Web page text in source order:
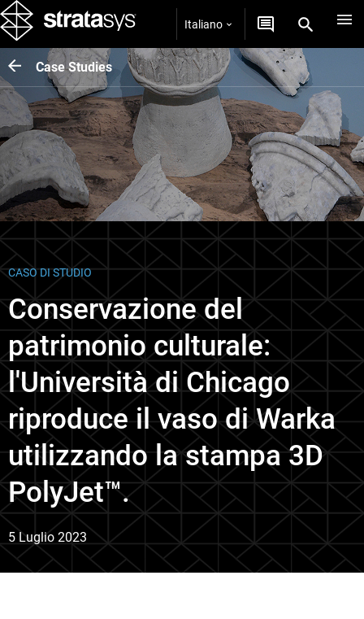
Italiano
Case Studies
CASO DI STUDIO
Conservazione del
patrimonio culturale:
l'Università di Chicago
riproduce il vaso di Warka
utilizzando la stampa 3D
PolyJet™.
5 Luglio 2023